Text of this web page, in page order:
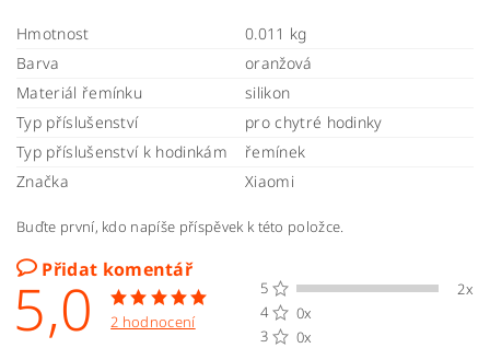
Hmotnost
0.011 kg
Barva
oranžová
Materiál řemínku
silikon
Typ příslušenství
pro chytré hodinky
Typ příslušenství k hodinkám
řemínek
Značka
Xiaomi
Buďte první, kdo napíše příspěvek k této položce.
Přidat komentář
5,0 2 hodnocení
5
2x
4
0x
3
0x